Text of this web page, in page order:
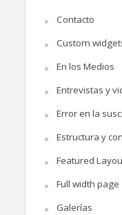
Contacto
Custom
En los Medios
Entrevistas y
Error en la
Estructura y
Featured
Full width page
Galerías